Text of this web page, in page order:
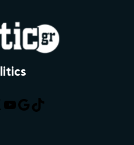
YouTube
Google
TikTok